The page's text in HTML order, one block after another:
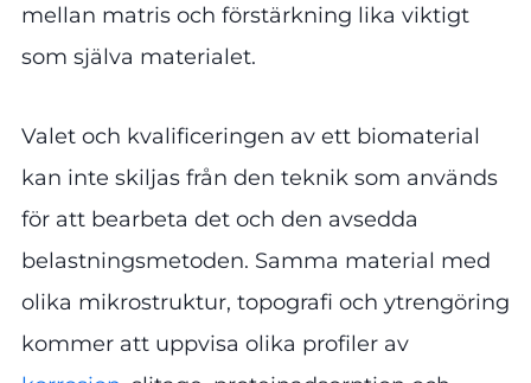
mellan matris och förstärkning lika viktigt
som själva materialet.
Valet och kvalificeringen av ett biomaterial
kan inte skiljas från den teknik som används
för att bearbeta det och den avsedda
belastningsmetoden. Samma material med
olika mikrostruktur, topografi och ytrengöring
kommer att uppvisa olika profiler av